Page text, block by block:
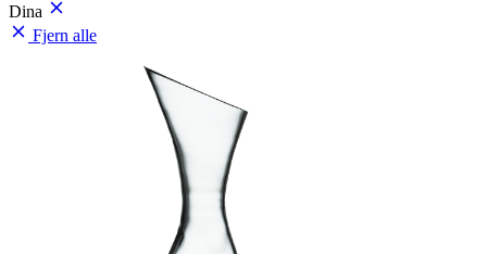
Dina
Fjern alle